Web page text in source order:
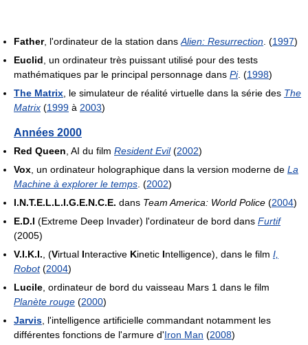
Father, l'ordinateur de la station dans Alien: Resurrection . (1997)
Euclid , un ordinateur très puissant utilisé pour des tests
mathématiques par le principal personnage dans Pi. (1998)
The Matrix , le simulateur de réalité virtuelle dans la série des The
Matrix (1999 à 2003)
Années 2000
Red Queen , AI du film Resident Evil(2002)
Vox , un ordinateur holographique dans la version moderne de La
Machine à explorer le temps . (2002)
I.N.T.E.L.L.I.G.E.N.C.E. dans Team America: World Police (2004)
E.D.I (Extreme Deep Invader) l'ordinateur de bord dans Furtif
(2005)
V.I.K.I. , (Virtual Interactive Kinetic Intelligence), dans le film I,
Robot(2004)
Lucile , ordinateur de bord du vaisseau Mars 1 dans le film
Planète rouge (2000)
Jarvis , l'intelligence artificielle commandant notamment les
différentes fonctions de l'armure d'Iron Man (2008)